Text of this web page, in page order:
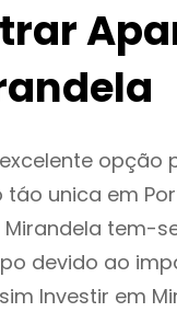
opção
unica em
tem-
devido ao
Investir em